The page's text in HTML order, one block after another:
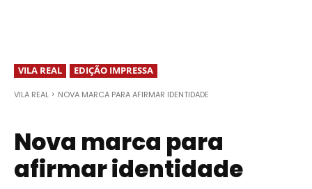
VILA REAL EDIÇÃO IMPRESSA
VILA REAL NOVA MARCA PARA AFIRMAR IDENTIDADE
Nova marca para
afirmar identidade